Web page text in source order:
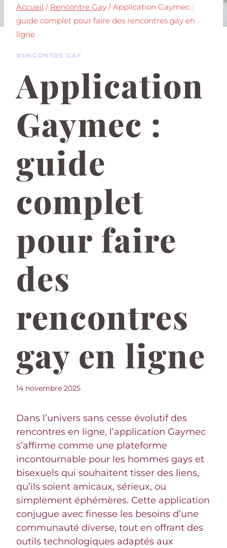
Accueil / Rencontre Gay / Application Gaymec :
guide complet pour faire des rencontres gay en
ligne
RENCONTRE GAY
Application
Gaymec :
guide
complet
pour faire
des
rencontres
gay en ligne
14 novembre 2025
Dans l’univers sans cesse évolutif des
rencontres en ligne, l’application Gaymec
s’affirme comme une plateforme
incontournable pour les hommes gays et
bisexuels qui souhaitent tisser des liens,
qu’ils soient amicaux, sérieux, ou
simplement éphémères. Cette application
conjugue avec finesse les besoins d’une
communauté diverse, tout en offrant des
outils technologiques adaptés aux